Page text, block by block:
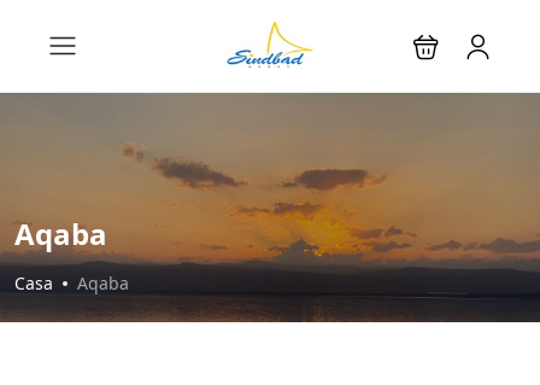
Aqaba
Casa Aqaba